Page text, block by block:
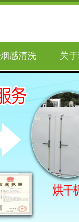
烟感清洗 关